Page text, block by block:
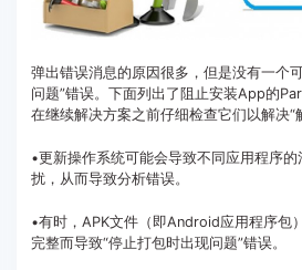
弹出错误消息的原因很多，但是没有一个
问题”错误。下面列出了阻止安装App的
在继续解决方案之前仔细检查它们以解决“
•更新操作系统可能会导致不同应用程序
扰，从而导致分析错误。
•有时，APK文件（即Android应用程序包
完整而导致“停止打包时出现问题”错误。